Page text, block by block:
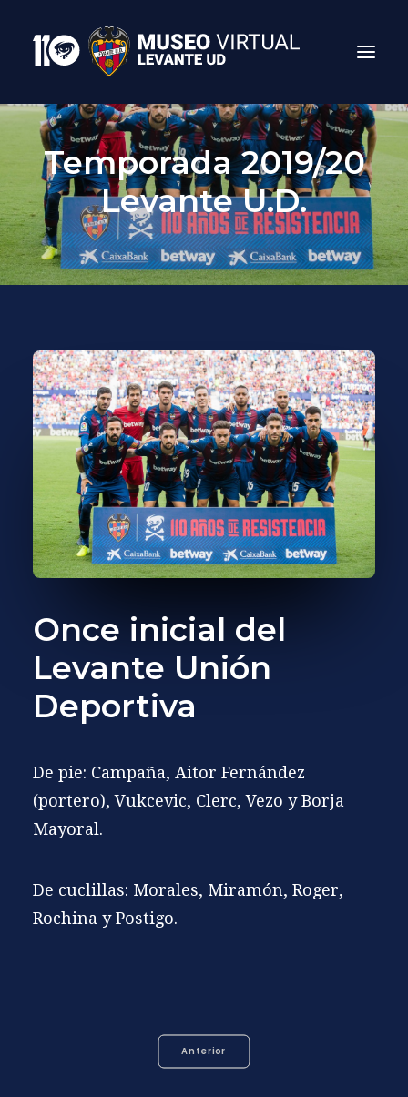
Temporada 2019/20
Levante U.D.
Once inicial del
Levante Unión
Deportiva
De pie: Campaña, Aitor Fernández
(portero), Vukcevic, Clerc, Vezo y Borja
Mayoral.
De cuclillas: Morales, Miramón, Roger,
Rochina y Postigo.
Anterior